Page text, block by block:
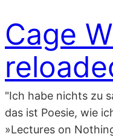
Inhalt
springen
Cage
"Ich habe nichts zu
das ist Poesie, wie
»Lectures on